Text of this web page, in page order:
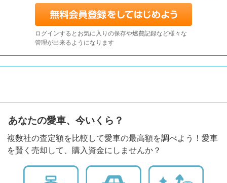
ログインするとお気に入りの保存や燃費記録など様々な
管理が出来るようになります
あなたの愛車、今いくら？
複数社の査定額を比較して愛車の最高額を調べよう！愛車
を賢く売却して、購入資金にしませんか？